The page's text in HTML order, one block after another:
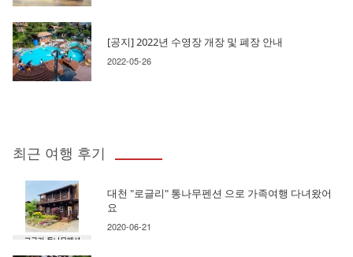
[공지] 2022년 수영장 개장 및 폐장 안내
2022-05-26
최근 여행 후기
대천 "로글리" 통나무펜션 으로 가족여행 다녀왔어
요
2020-06-21